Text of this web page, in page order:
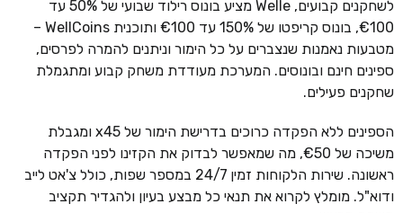
לשחקנים קבועים, Welle מציע בונוס רילוד שבועי של 50% עד
€100, בונוס קריפטו של 150% עד €100 ותוכנית WellCoins –
מטבעות נאמנות שנצברים על כל הימור וניתנים להמרה לפרסים,
ספינים חינם ובונוסים. המערכת מעודדת משחק קבוע ומתגמלת
שחקנים פעילים.
הספינים ללא הפקדה כרוכים בדרישת הימור של x45 ומגבלת
משיכה של €50, מה שמאפשר לבדוק את הקזינו לפני הפקדה
ראשונה. שירות הלקוחות זמין 24/7 במספר שפות, כולל צ'אט לייב
ודוא"ל. מומלץ לקרוא את תנאי כל מבצע בעיון ולהגדיר תקציב